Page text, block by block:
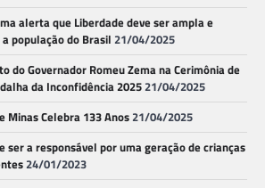
alerta que Liberdade deve ser ampla e
população do Brasil21/04/2025
do Governador Romeu Zema na Cerimônia de
da Inconfidência 202521/04/2025
Minas Celebra 133 Anos21/04/2025
ser a responsável por uma geração de crianças
24/01/2023